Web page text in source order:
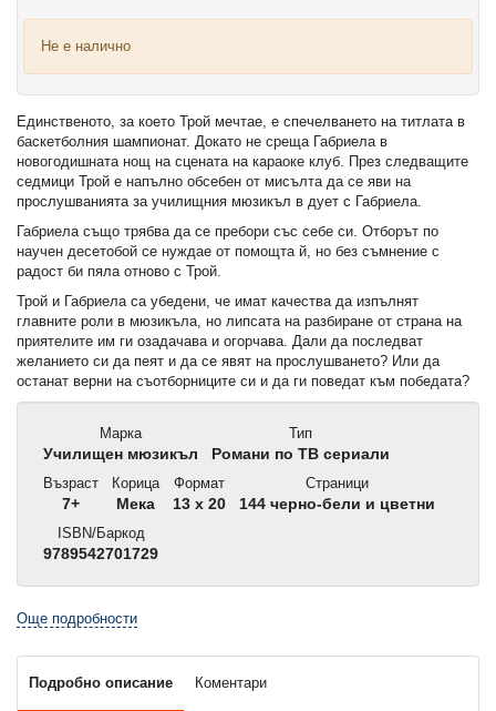
Не е налично
Единственото, за което Трой мечтае, е спечелването на титлата в
баскетболния шампионат. Докато не среща Габриела в
новогодишната нощ на сцената на караоке клуб. През следващите
седмици Трой е напълно обсебен от мисълта да се яви на
прослушванията за училищния мюзикъл в дует с Габриела.
Габриела също трябва да се пребори със себе си. Отборът по
научен десетобой се нуждае от помощта й, но без съмнение с
радост би пяла отново с Трой.
Трой и Габриела са убедени, че имат качества да изпълнят
главните роли в мюзикъла, но липсата на разбиране от страна на
приятелите им ги озадачава и огорчава. Дали да последват
желанието си да пеят и да се явят на прослушването? Или да
останат верни на съотборниците си и да ги поведат към победата?
Марка
Училищен мюзикъл
Тип
Романи по ТВ сериали
Възраст
7+
Корица
Мека
Формат
13 x 20
Страници
144 черно-бели и цветни
ISBN/Баркод
9789542701729
Още подробности
Подробно описание Коментари